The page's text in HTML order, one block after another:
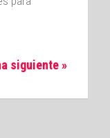
siguiente »